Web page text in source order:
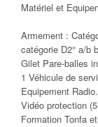
Matériel et
Armement :
catégorie D2° a/b
Gilet Pare-balles
1 Véhicule de
Equipement Radio.
Vidéo protection
Formation Tonfa